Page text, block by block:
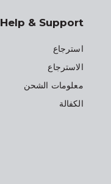
Help & Support
استرجاع
الاسترجاع
معلومات الشحن
الكفالة